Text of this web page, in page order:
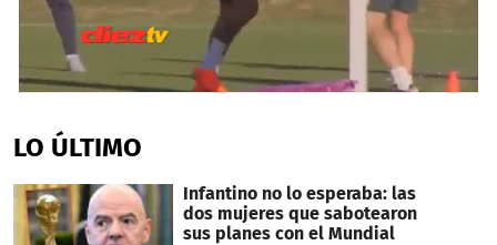
of
1
32
seconds
LO ÚLTIMO
Infantino no lo esperaba: las
dos mujeres que sabotearon
sus planes con el Mundial